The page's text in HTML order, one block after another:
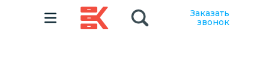
Заказать
звонок